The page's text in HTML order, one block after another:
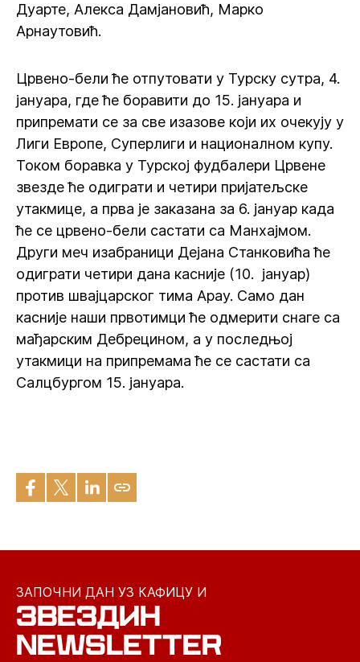
Дуарте, Алекса Дамјановић, Марко
Арнаутовић.
Црвено-бели ће отпутовати у Турску сутра, 4.
јануара, где ће боравити до 15. јануара и
припремати се за све изазове који их очекују у
Лиги Европе, Суперлиги и националном купу.
Током боравка у Турској фудбалери Црвене
звезде ће одиграти и четири пријатељске
утакмице, а прва је заказана за 6. јануар када
ће се црвено-бели састати са Манхајмом.
Други меч изабраници Дејана Станковића ће
одиграти четири дана касније (10. јануар)
против швајцарског тима Арау. Само дан
касније наши првотимци ће одмерити снаге са
мађарским Дебрецином, а у последњој
утакмици на припремама ће се састати са
Салцбургом 15. јануара.
ЗАПОЧНИ ДАН УЗ КАФИЦУ И
ЗВЕЗДИН
NEWSLETTER